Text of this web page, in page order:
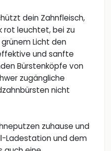
dein Zahnfleisch,
rot leuchtet, bei zu
Licht den
und sanfte
Bürstenköpfe von
zugängliche
nicht
zuhause und
Ladestation und dem